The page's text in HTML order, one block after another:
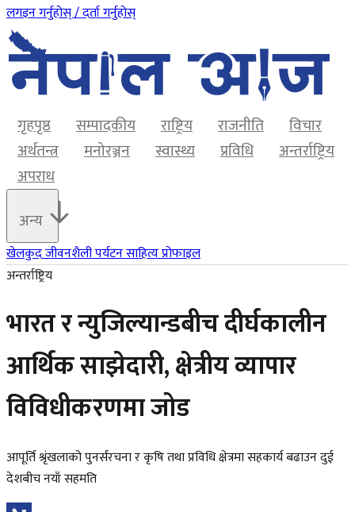
लगइन गर्नुहोस् / दर्ता गर्नुहोस्
गृहपृष्ठ सम्पादकीय राष्ट्रिय राजनीति
विचार
अर्थतन्त्र
मनोरञ्जन स्वास्थ्य प्रविधि
अन्तर्राष्ट्रिय
अपराध
अन्य
खेलकुदजीवनशैलीपर्यटनसाहित्यप्रोफाइल
अन्तर्राष्ट्रिय
भारत र न्युजिल्यान्डबीच दीर्घकालीन
आर्थिक साझेदारी, क्षेत्रीय व्यापार
विविधीकरणमा जोड
आपूर्ति श्रृंखलाको पुनर्संरचना र कृषि तथा प्रविधि क्षेत्रमा सहकार्य बढाउन दुई
देशबीच नयाँ सहमति